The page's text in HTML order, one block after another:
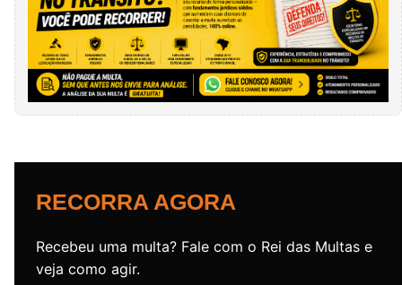
RECORRA AGORA
Recebeu uma multa? Fale com o Rei das Multas e
veja como agir.